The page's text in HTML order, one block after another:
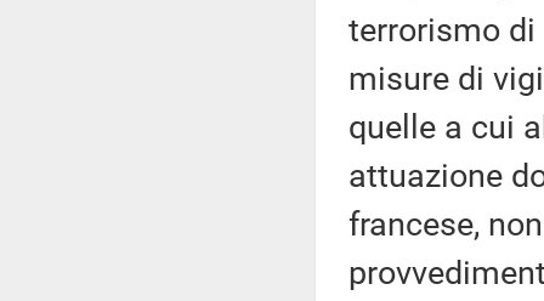
terrorismo
misure di
quelle a cui
attuazione
francese,